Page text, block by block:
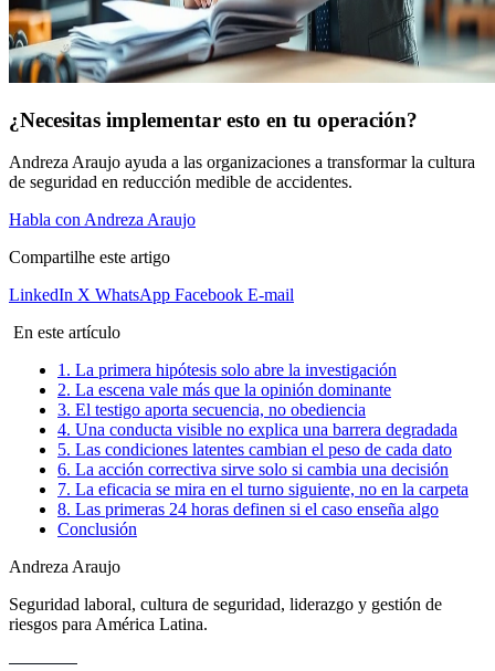
¿Necesitas implementar esto en tu operación?
Andreza Araujo ayuda a las organizaciones a transformar la cultura
de seguridad en reducción medible de accidentes.
Habla con Andreza Araujo
Compartilhe este artigo
LinkedIn X WhatsApp Facebook E-mail
En este artículo
1. La primera hipótesis solo abre la investigación
2. La escena vale más que la opinión dominante
3. El testigo aporta secuencia, no obediencia
4. Una conducta visible no explica una barrera degradada
5. Las condiciones latentes cambian el peso de cada dato
6. La acción correctiva sirve solo si cambia una decisión
7. La eficacia se mira en el turno siguiente, no en la carpeta
8. Las primeras 24 horas definen si el caso enseña algo
Conclusión
Andreza Araujo
Seguridad laboral, cultura de seguridad, liderazgo y gestión de
riesgos para América Latina.